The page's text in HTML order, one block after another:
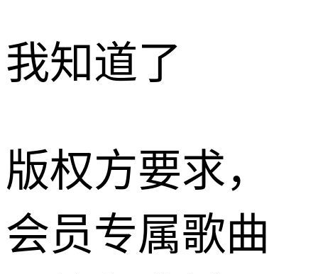
我知道了
版权方要求，
会员专属歌曲